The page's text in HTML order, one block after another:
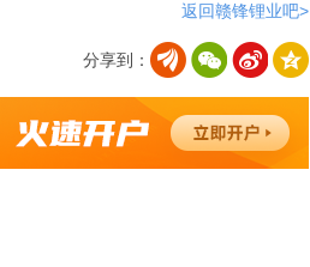
返回赣锋锂业吧>
分享到：